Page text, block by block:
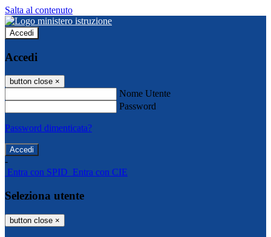
Salta al contenuto
Accedi
Accedi
button close ×
Nome Utente
Password
Password dimenticata?
-
Entra con SPID Entra con CIE
Seleziona utente
button close ×